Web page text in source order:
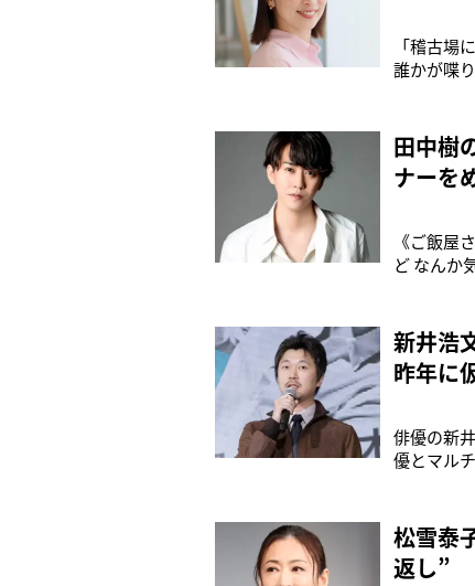
「稽古場
誰かが喋
国立劇
る。今回
田中樹
ナーを
《ご飯屋
ど なんか
田中樹（
レ
新井浩
昨年に
俳優の新
優とマル
敦弘氏
替わりの
松雪泰
返し”